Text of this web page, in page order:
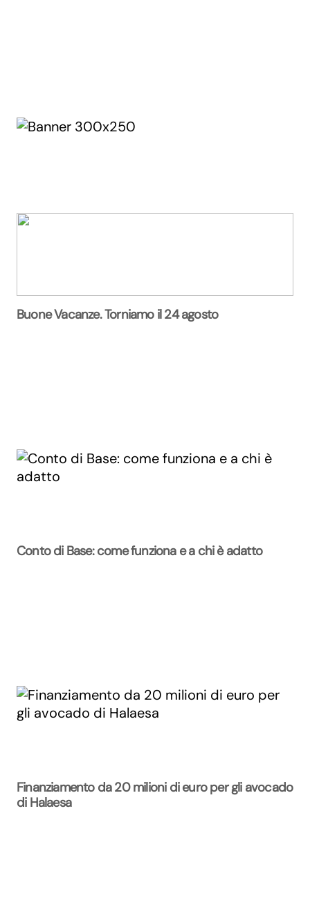
Buone Vacanze. Torniamo il 24 agosto
Conto di Base: come funziona e a chi è adatto
Finanziamento da 20 milioni di euro per gli avocado
di Halaesa